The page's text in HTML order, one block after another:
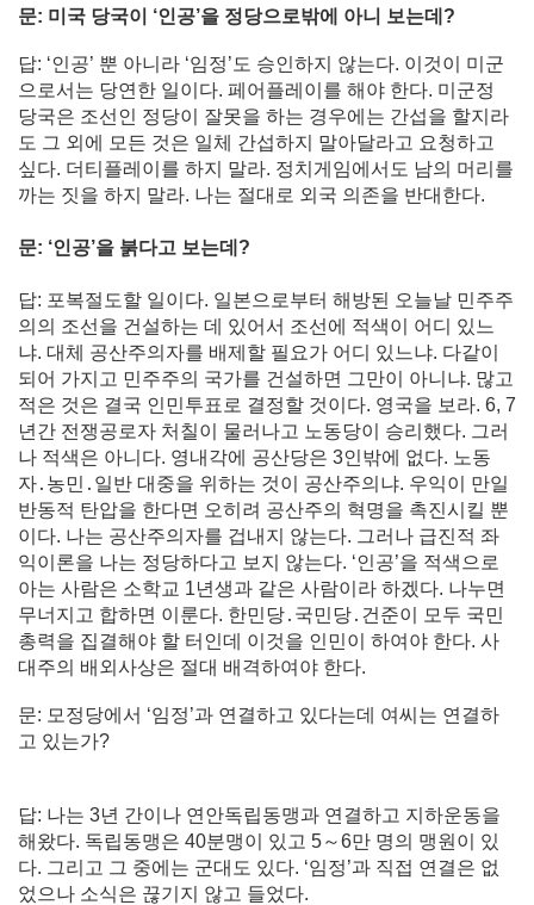
문: 미국 당국이 ‘인공’을 정당으로밖에 아니 보는데?
답: ‘인공’ 뿐 아니라 ‘임정’도 승인하지 않는다. 이것이 미군
으로서는 당연한 일이다. 페어플레이를 해야 한다. 미군정
당국은 조선인 정당이 잘못을 하는 경우에는 간섭을 할지라
도 그 외에 모든 것은 일체 간섭하지 말아달라고 요청하고
싶다. 더티플레이를 하지 말라. 정치게임에서도 남의 머리를
까는 짓을 하지 말라. 나는 절대로 외국 의존을 반대한다.
문: ‘인공’을 붉다고 보는데?
답: 포복절도할 일이다. 일본으로부터 해방된 오늘날 민주주
의의 조선을 건설하는 데 있어서 조선에 적색이 어디 있느
냐. 대체 공산주의자를 배제할 필요가 어디 있느냐. 다같이
되어 가지고 민주주의 국가를 건설하면 그만이 아니냐. 많고
적은 것은 결국 인민투표로 결정할 것이다. 영국을 보라. 6, 7
년간 전쟁공로자 처칠이 물러나고 노동당이 승리했다. 그러
나 적색은 아니다. 영내각에 공산당은 3인밖에 없다. 노동
자․농민․일반 대중을 위하는 것이 공산주의냐. 우익이 만일
반동적 탄압을 한다면 오히려 공산주의 혁명을 촉진시킬 뿐
이다. 나는 공산주의자를 겁내지 않는다. 그러나 급진적 좌
익이론을 나는 정당하다고 보지 않는다. ‘인공’을 적색으로
아는 사람은 소학교 1년생과 같은 사람이라 하겠다. 나누면
무너지고 합하면 이룬다. 한민당․국민당․건준이 모두 국민
총력을 집결해야 할 터인데 이것을 인민이 하여야 한다. 사
대주의 배외사상은 절대 배격하여야 한다.
문: 모정당에서 ‘임정’과 연결하고 있다는데 여씨는 연결하
고 있는가?
답: 나는 3년 간이나 연안독립동맹과 연결하고 지하운동을
해왔다. 독립동맹은 40분맹이 있고 5～6만 명의 맹원이 있
다. 그리고 그 중에는 군대도 있다. ‘임정’과 직접 연결은 없
었으나 소식은 끊기지 않고 들었다.